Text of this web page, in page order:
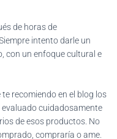
de horas de
intento darle un
con un enfoque cultural e
recomiendo en el blog los
cuidadosamente
de esos productos. No
compraría o ame.